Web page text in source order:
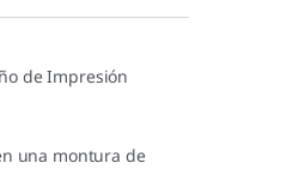
de Impresión
una montura de